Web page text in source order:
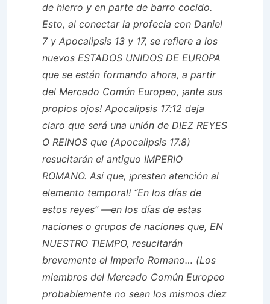
de hierro y en parte de barro cocido.
Esto, al conectar la profecía con Daniel
7 y Apocalipsis 13 y 17, se refiere a los
nuevos ESTADOS UNIDOS DE EUROPA
que se están formando ahora, a partir
del Mercado Común Europeo, ¡ante sus
propios ojos! Apocalipsis 17:12 deja
claro que será una unión de DIEZ REYES
O REINOS que (Apocalipsis 17:8)
resucitarán el antiguo IMPERIO
ROMANO. Así que, ¡presten atención al
elemento temporal! “En los días de
estos reyes” —en los días de estas
naciones o grupos de naciones que, EN
NUESTRO TIEMPO, resucitarán
brevemente el Imperio Romano… (Los
miembros del Mercado Común Europeo
probablemente no sean los mismos diez